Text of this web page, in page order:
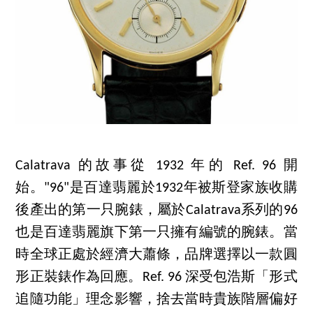
Calatrava 的故事從 1932 年的 Ref. 96 開
始。"96"是百達翡麗於1932年被斯登家族收購
後產出的第一只腕錶，屬於Calatrava系列的96
也是百達翡麗旗下第一只擁有編號的腕錶。當
時全球正處於經濟大蕭條，品牌選擇以一款圓
形正裝錶作為回應。Ref. 96 深受包浩斯「形式
追隨功能」理念影響，捨去當時貴族階層偏好